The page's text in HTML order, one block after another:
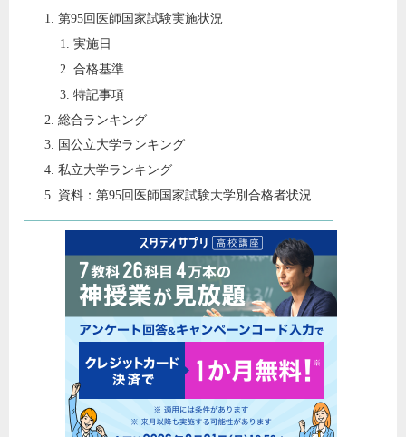
第95回医師国家試験実施状況
実施日
合格基準
特記事項
総合ランキング
国公立大学ランキング
私立大学ランキング
資料：第95回医師国家試験大学別合格者状況